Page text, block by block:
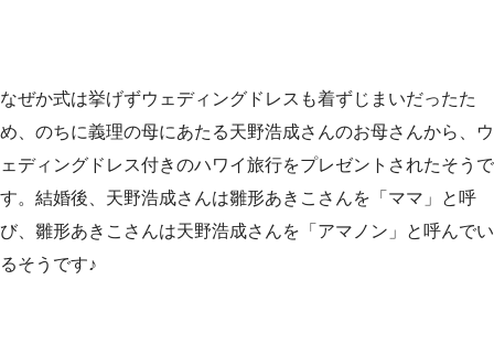
なぜか式は挙げずウェディングドレスも着ずじまいだったた
め、のちに義理の母にあたる天野浩成さんのお母さんから、ウ
ェディングドレス付きのハワイ旅行をプレゼントされたそうで
す。結婚後、天野浩成さんは雛形あきこさんを「ママ」と呼
び、雛形あきこさんは天野浩成さんを「アマノン」と呼んでい
るそうです♪